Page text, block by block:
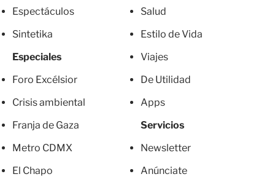
Espectáculos
Sintetika
Especiales
Foro Excélsior
Crisis ambiental
Franja de Gaza
Metro CDMX
El Chapo
Salud
Estilo de Vida
Viajes
De Utilidad
Apps
Servicios
Newsletter
Anúnciate